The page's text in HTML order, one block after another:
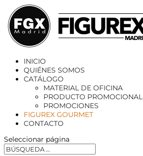
INICIO
QUIÉNES SOMOS
CATÁLOGO
MATERIAL DE OFICINA
PRODUCTO PROMOCIONAL
PROMOCIONES
FIGUREX GOURMET
CONTACTO
Seleccionar página